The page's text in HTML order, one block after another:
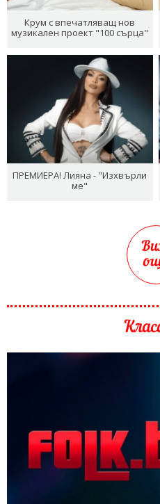
Крум с впечатляващ нов
музикален проект "100 сърца"
ПРЕМИЕРА! Лияна - "Изхвърли
ме"